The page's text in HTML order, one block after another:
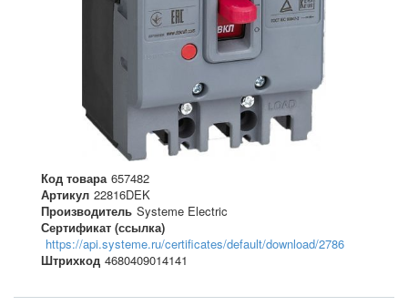
Код товара 657482
Артикул 22816DEK
Производитель Systeme Electric
Сертификат (ссылка)
https://api.systeme.ru/certificates/default/download/2786
Штрихкод 4680409014141